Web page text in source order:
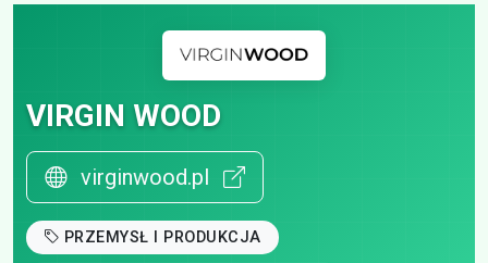
VIRGIN WOOD
virginwood.pl
PRZEMYSŁ I PRODUKCJA